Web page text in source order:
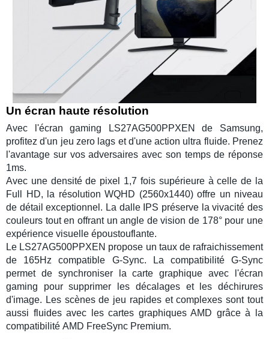
Un écran haute résolution
Avec l'écran gaming LS27AG500PPXENde Samsung,
profitez d'un jeu zero lags et d'une action ultra fluide. Prenez
l'avantage sur vos adversaires avec son temps de réponse
1ms.
Avec une densité de pixel 1,7 fois supérieure à celle de la
Full HD, la résolution WQHD (2560x1440) offre un niveau
de détail exceptionnel. La dalle IPS préserve la vivacité des
couleurs tout en offrant un angle de vision de 178° pour une
expérience visuelle époustouflante.
Le LS27AG500PPXEN propose un taux de rafraichissement
de 165Hzcompatible G-Sync. La compatibilité G-Sync
permet de synchroniser la carte graphique avec
l'écran
gaming pour supprimer les décalages et les déchirures
d'image. Les scènes de jeu rapides et complexes sont tout
aussi fluides avec lescartes graphiques AMD grâce à la
compatibilité AMD FreeSync Premium.